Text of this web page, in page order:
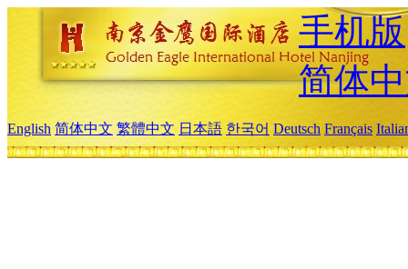
手机版
简体
English 简体中文 繁體中文 日本語 한국어 Deutsch Français